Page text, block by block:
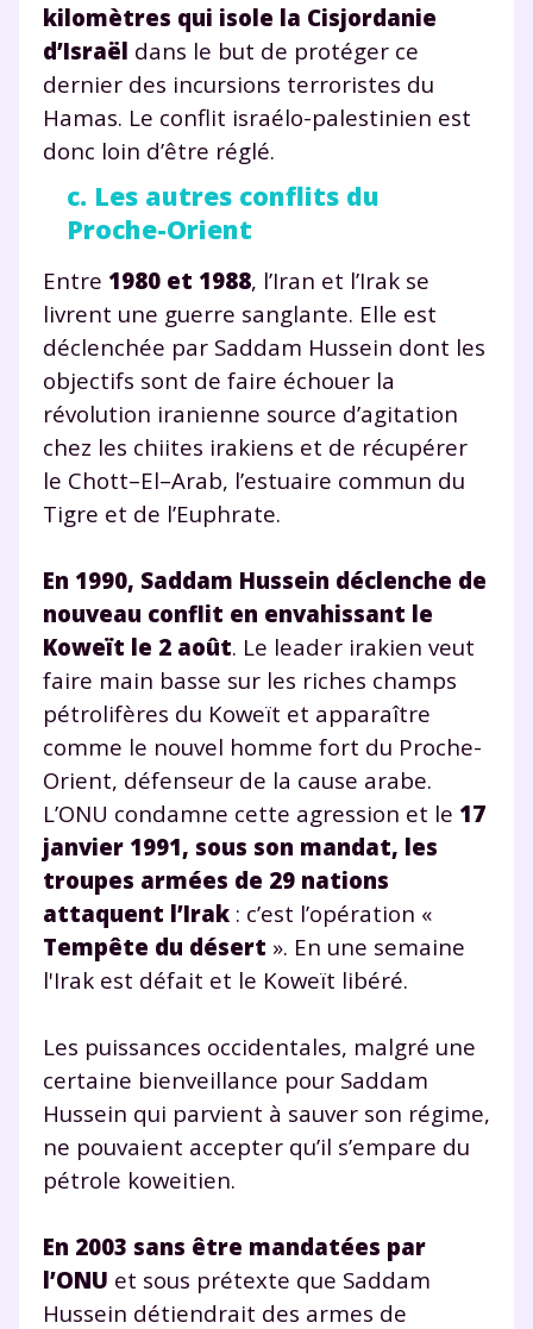
kilomètres qui isole la Cisjordanie
d’Israël dans le but de protéger ce
dernier des incursions terroristes du
Hamas. Le conflit israélo-palestinien est
donc loin d’être réglé.
c. Les autres conflits du
Proche-Orient
Entre 1980 et 1988, l’Iran et l’Irak se
livrent une guerre sanglante. Elle est
déclenchée par Saddam Hussein dont les
objectifs sont de faire échouer la
révolution iranienne source d’agitation
chez les chiites irakiens et de récupérer
le Chott–El–Arab, l’estuaire commun du
Tigre et de l’Euphrate.
En 1990, Saddam Hussein déclenche de
nouveau conflit en envahissant le
Koweït le 2 août. Le leader irakien veut
faire main basse sur les riches champs
pétrolifères du Koweït et apparaître
comme le nouvel homme fort du Proche-
Orient, défenseur de la cause arabe.
L’ONU condamne cette agression et le 17
janvier 1991, sous son mandat, les
troupes armées de 29 nations
attaquent l’Irak : c’est l’opération «
Tempête du désert ». En une semaine
l'Irak est défait et le Koweït libéré.
Les puissances occidentales, malgré une
certaine bienveillance pour Saddam
Hussein qui parvient à sauver son régime,
ne pouvaient accepter qu’il s’empare du
pétrole koweitien.
En 2003 sans être mandatées par
l’ONU et sous prétexte que Saddam
Hussein détiendrait des armes de
J’accepte de recevoir les actualités et des
communications de la part de
myMaxicours.
Votre adresse e-mail sera exclusivement utilisée pour
vous envoyer notre newsletter. Vous pourrez vous
désinscrire à tout moment, à travers le lien de
désinscription présent dans chaque newsletter. Pour
en savoir plus sur la gestion de vos données
personnelles et pour exercer vos droits, vous pouvez
consulternotre charte.